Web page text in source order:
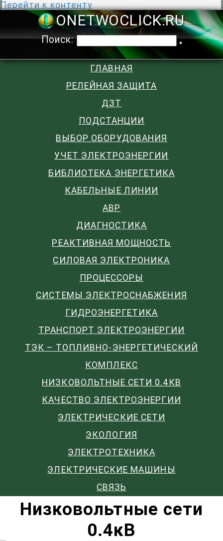
Перейти к контенту
Поиск:
ГЛАВНАЯ
РЕЛЕЙНАЯ ЗАЩИТА
ДЗТ
ПОДСТАНЦИИ
ВЫБОР ОБОРУДОВАНИЯ
УЧЕТ ЭЛЕКТРОЭНЕРГИИ
БИБЛИОТЕКА ЭНЕРГЕТИКА
КАБЕЛЬНЫЕ ЛИНИИ
АВР
ДИАГНОСТИКА
РЕАКТИВНАЯ МОЩНОСТЬ
СИЛОВАЯ ЭЛЕКТРОНИКА
ПРОЦЕССОРЫ
СИСТЕМЫ ЭЛЕКТРОСНАБЖЕНИЯ
ГИДРОЭНЕРГЕТИКА
ТРАНСПОРТ ЭЛЕКТРОЭНЕРГИИ
ТЭК – ТОПЛИВНО-ЭНЕРГЕТИЧЕСКИЙ
КОМПЛЕКС
НИЗКОВОЛЬТНЫЕ СЕТИ 0.4КВ
КАЧЕСТВО ЭЛЕКТРОЭНЕРГИИ
ЭЛЕКТРИЧЕСКИЕ СЕТИ
ЭКОЛОГИЯ
ЭЛЕКТРОТЕХНИКА
ЭЛЕКТРИЧЕСКИЕ МАШИНЫ
СВЯЗЬ
Низковольтные сети
0.4кВ